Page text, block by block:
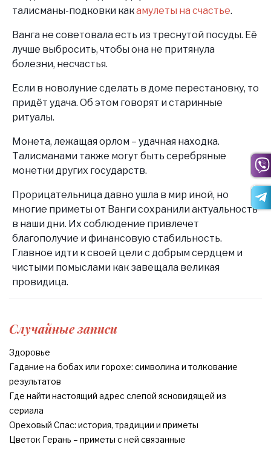
талисманы-подковки какамулеты на счастье.
Ванга не советовала есть из треснутой посуды. Её
лучше выбросить, чтобы она не притянула
болезни, несчастья.
Если в новолуние сделать в доме перестановку, то
придёт удача. Об этом говорят и старинные
ритуалы.
Монета, лежащая орлом – удачная находка.
Талисманами также могут быть серебряные
монетки других государств.
Прорицательница давно ушла в мир иной, но
многие приметы от Ванги сохранили актуальность
в наши дни. Их соблюдение привлечет
благополучие и финансовую стабильность.
Главное идти к своей цели с добрым сердцем и
чистыми помыслами как завещала великая
провидица.
Случайные записи
Здоровье
Гадание на бобах или горохе: символика и толкование
результатов
Где найти настоящий адрес слепой ясновидящей из
сериала
Ореховый Спас: история, традиции и приметы
Цветок Герань – приметы с ней связанные